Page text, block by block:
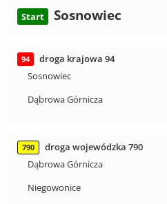
Start Sosnowiec
94
droga krajowa 94
Sosnowiec
Dąbrowa Górnicza
790
droga wojewódzka 790
Dąbrowa Górnicza
Niegowonice